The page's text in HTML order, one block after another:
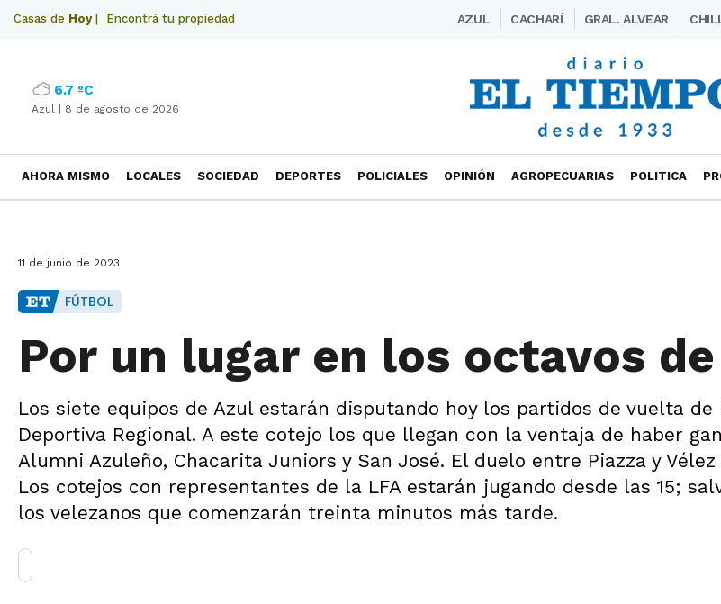
Casas de Hoy| Encontrá tu propiedad AZUL CACHARÍ GRAL. ALVEAR
6.7 ºC
Azul | 8 de agosto de 2026
AHORA MISMO LOCALES SOCIEDAD DEPORTES POLICIALES OPINIÓN AGROPECUARIAS POLITICA
11 de junio de 2023
FÚTBOL
Por un lugar en los octavos
Los siete equipos de Azul estarán disputando hoy los partidos de vuelta de
Deportiva Regional. A este cotejo los que llegan con la ventaja de haber
Alumni Azuleño, Chacarita Juniors y San José. El duelo entre Piazza y
Los cotejos con representantes de la LFA estarán jugando desde las 15;
los velezanos que comenzarán treinta minutos más tarde.